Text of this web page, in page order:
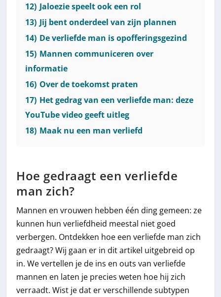
12) Jaloezie speelt ook een rol
13) Jij bent onderdeel van zijn plannen
14) De verliefde man is opofferingsgezind
15) Mannen communiceren over
informatie
16) Over de toekomst praten
17) Het gedrag van een verliefde man: deze
YouTube video geeft uitleg
18) Maak nu een man verliefd
Hoe gedraagt een verliefde
man zich?
Mannen en vrouwen hebben één ding gemeen: ze
kunnen hun verliefdheid meestal niet goed
verbergen. Ontdekken hoe een verliefde man zich
gedraagt? Wij gaan er in dit artikel uitgebreid op
in. We vertellen je de ins en outs van verliefde
mannen en laten je precies weten hoe hij zich
verraadt. Wist je dat er verschillende subtypen